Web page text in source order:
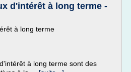
d'intérêt à long terme -
à long terme
à long terme sont des